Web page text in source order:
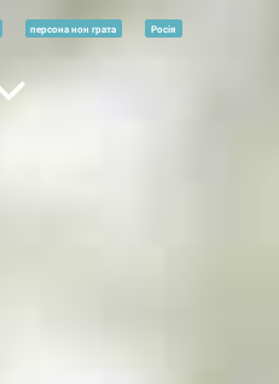
персона нон грата Росія